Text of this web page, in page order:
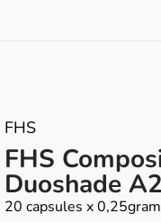
FHS
FHS
Duoshade
20 capsules x